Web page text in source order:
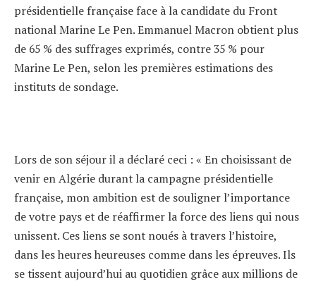
présidentielle française face à la candidate du Front
national Marine Le Pen.Emmanuel Macron obtient plus
de 65 % des suffrages exprimés, contre 35 % pour
Marine Le Pen, selon les premières estimations des
instituts de sondage.
Lors de son séjour il a déclaré ceci : « En choisissant de
venir en Algérie durant la campagne présidentielle
française, mon ambition est de souligner l’importance
de votre pays et de réaffirmer la force des liens qui nous
unissent. Ces liens se sont noués à travers l’histoire,
dans les heures heureuses comme dans les épreuves. Ils
se tissent aujourd’hui au quotidien grâce aux millions de